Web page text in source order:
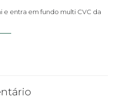
e entra em fundo multi CVC da